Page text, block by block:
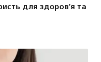
для здоров’я та